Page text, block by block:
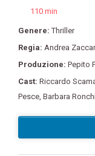
110 min
Genere:Thriller
Regia: Andrea
Produzione: Pepito
Cast: Riccardo
Pesce, Barbara